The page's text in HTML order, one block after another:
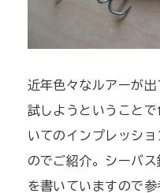
近年色々なルアーが
試しようということ
いてのインプレッシ
のでご紹介。シーバ
を書いていますので